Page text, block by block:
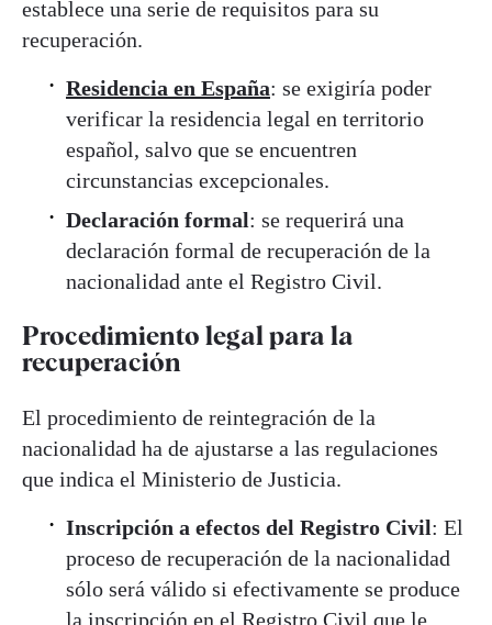
establece una serie de requisitos para su
recuperación.
Residencia en España: se exigiría poder
verificar la residencia legal en territorio
español, salvo que se encuentren
circunstancias excepcionales.
Declaración formal: se requerirá una
declaración formal de recuperación de la
nacionalidad ante el Registro Civil.
Procedimiento legal para la
recuperación
El procedimiento de reintegración de la
nacionalidad ha de ajustarse a las regulaciones
que indica el Ministerio de Justicia.
Inscripción a efectos del Registro Civil: El
proceso de recuperación de la nacionalidad
sólo será válido si efectivamente se produce
la inscripción en el Registro Civil que le